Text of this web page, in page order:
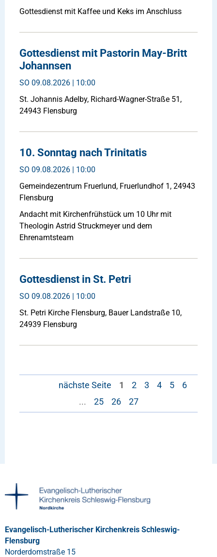
Gottesdienst mit Kaffee und Keks im Anschluss
Gottesdienst mit Pastorin May-Britt
Johannsen
SO 09.08.2026 | 10:00
St. Johannis Adelby, Richard-Wagner-Straße 51,
24943 Flensburg
10. Sonntag nach Trinitatis
SO 09.08.2026 | 10:00
Gemeindezentrum Fruerlund, Fruerlundhof 1, 24943
Flensburg
Andacht mit Kirchenfrühstück um 10 Uhr mit
Theologin Astrid Struckmeyer und dem
Ehrenamtsteam
Gottesdienst in St. Petri
SO 09.08.2026 | 10:00
St. Petri Kirche Flensburg, Bauer Landstraße 10,
24939 Flensburg
1 2 3 4 5
6
...
25 26 27
nächste Seite
Evangelisch-Lutherischer Kirchenkreis Schleswig-
Flensburg
Norderdomstraße 15